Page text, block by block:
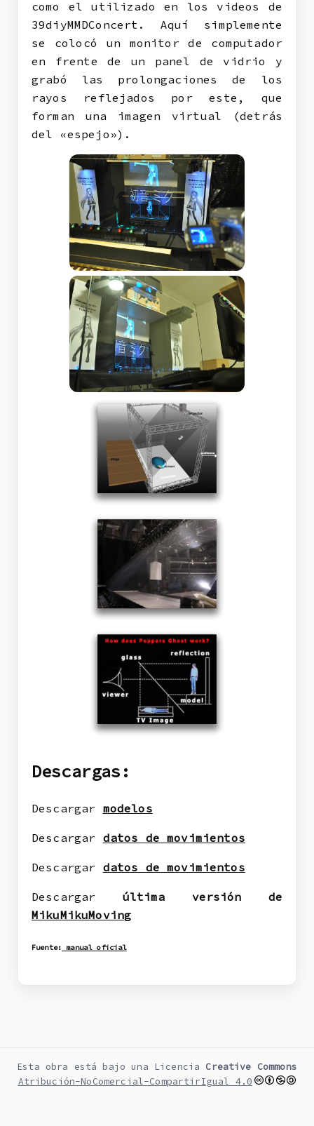
como el utilizado en los videos de
39diyMMDConcert. Aquí simplemente
se colocó un monitor de computador
en frente de un panel de vidrio y
grabó las prolongaciones de los
rayos reflejados por este, que
forman una imagen virtual (detrás
del «espejo»).
Descargas:
Descargar modelos
Descargar datos de movimientos
Descargar datos de movimientos
Descargar última versión de
MikuMikuMoving
Fuente: manual oficial
Esta obra está bajo una Licencia Creative Commons
Atribución-NoComercial-CompartirIgual 4.0